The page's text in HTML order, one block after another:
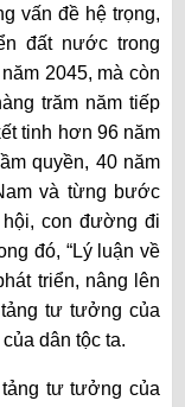
vấn đề hệ trọng,
đất nước trong
2045, mà còn
trăm năm tiếp
tinh hơn 96 năm
quyền, 40 năm
và từng bước
con đường đi
đó, “Lý luận về
triển, nâng lên
tư tưởng của
dân tộc ta.
tư tưởng của